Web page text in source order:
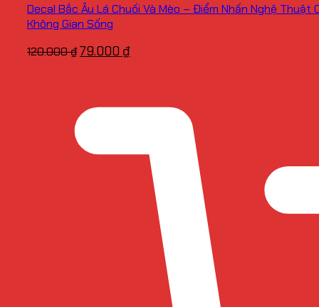
Decal Bắc Âu Lá Chuối Và Mèo – Điểm Nhấn Nghệ Thuật
Không Gian Sống
120.000₫Giá
79.000 ₫Giá
79.000 ₫.